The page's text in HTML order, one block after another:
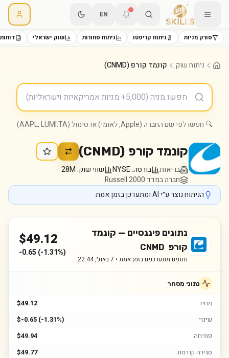
EN
סורק מניות ניתוח קריפטו ניתוח סחורות שוק ישראלי
ניתוח שוק קונמד קורפ (CNMD)
🔍 חפשו לפי שם החברה (Apple, לאומי) או סימול (AAPL, LUMI.TA)
קונמד קורפ (
CNMD
)
בריאות בורסה:NYSE שווי שוק:28M
חברה במדד Russell 2000
הניתוח נוצר ע״י AI ומתעדכן בזמן אמת
נתונים פיננסיים — קונמד
קורפ CNMD
נתונים מתעדכנים בזמן אמת • 7 באוג׳, 22:44
$49.12
-0.65 (-1.31%)
נתוני מסחר
מחיר
$49.12
שינוי
$-0.65 (-1.31%)
פתיחה
$49.94
סגירה קודמת
$49.77